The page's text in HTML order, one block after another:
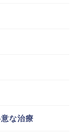
な治療